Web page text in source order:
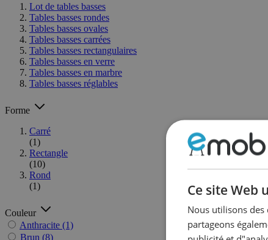
Lot de tables basses
Tables basses rondes
Tables basses ovales
Tables basses carrées
Tables basses rectangulaires
Tables basses en verre
Tables basses en marbre
Tables basses réglables
Forme
Carré
(1)
Rectangle
(10)
Rond
(1)
Couleur
Anthracite (1)
Brun (8)
Ce site Web
Nous utilisons
partageons